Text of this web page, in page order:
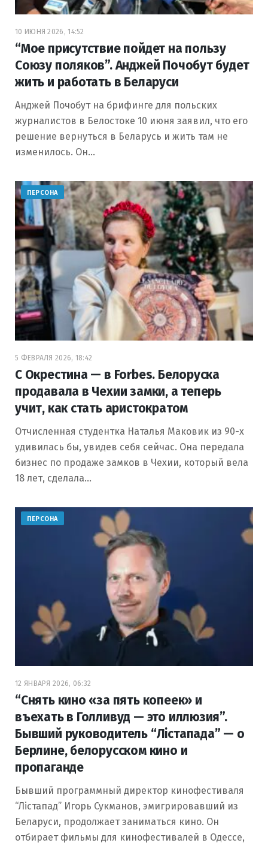
10 ИЮНЯ 2026, 14:52
“Мое присутствие пойдет на пользу
Союзу поляков”. Анджей Почобут будет
жить и работать в Беларуси
Анджей Почобут на брифинге для польских
журналистов в Белостоке 10 июня заявил, что его
решение вернуться в Беларусь и жить там не
изменилось. Он…
ПЕРСОНА
5 ФЕВРАЛЯ 2026, 18:42
С Окрестина — в Forbes. Белоруска
продавала в Чехии замки, а теперь
учит, как стать аристократом
Отчисленная студентка Наталья Маковик из 90-х
удивилась бы, увидев себя сейчас. Она передала
бизнес по продаже замков в Чехии, который вела
18 лет, сделала…
ПЕРСОНА
12 ЯНВАРЯ 2026, 06:32
“Снять кино «за пять копеек» и
въехать в Голливуд — это иллюзия”.
Бывший руководитель “Лістапада” — о
Берлине, белорусском кино и
пропаганде
Бывший программный директор кинофестиваля
“Лістапад” Игорь Сукманов, эмигрировавший из
Беларуси, продолжает заниматься кино. Он
отбирает фильмы для кинофестивалей в Одессе,